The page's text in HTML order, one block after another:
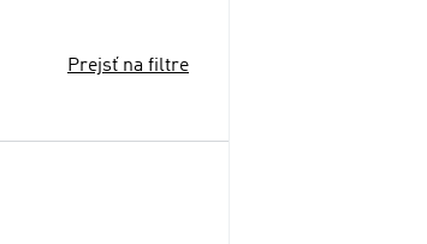
Prejsť na filtre